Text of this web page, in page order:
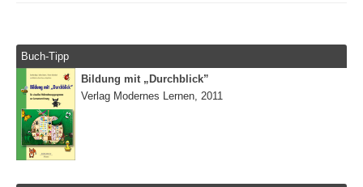
Buch-Tipp
Bildung mit „Durchblick”
Verlag Modernes Lernen, 2011